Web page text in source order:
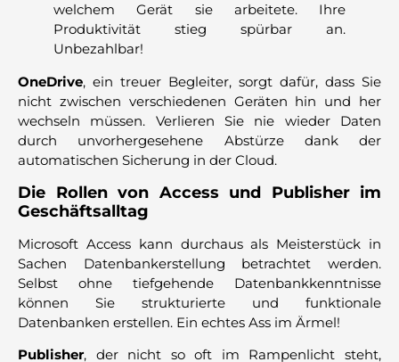
welchem Gerät sie arbeitete. Ihre
Produktivität stieg spürbar an.
Unbezahlbar!
OneDrive, ein treuer Begleiter, sorgt dafür, dass Sie
nicht zwischen verschiedenen Geräten hin und her
wechseln müssen. Verlieren Sie nie wieder Daten
durch unvorhergesehene Abstürze dank der
automatischen Sicherung in der Cloud.
Die Rollen von Access und Publisher im
Geschäftsalltag
Microsoft Access kann durchaus als Meisterstück in
Sachen Datenbankerstellung betrachtet werden.
Selbst ohne tiefgehende Datenbankkenntnisse
können Sie strukturierte und funktionale
Datenbanken erstellen. Ein echtes Ass im Ärmel!
Publisher, der nicht so oft im Rampenlicht steht,